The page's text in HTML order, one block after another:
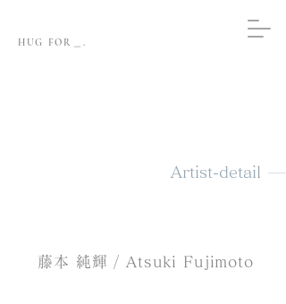
HUG FOR＿.
Artist-detail
藤本 純輝 / Atsuki Fujimoto